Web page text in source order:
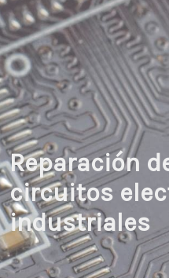
Reparación
circuitos
industriales